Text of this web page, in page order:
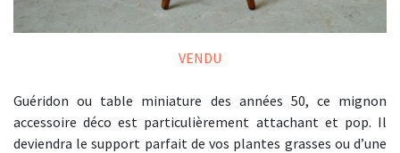
VENDU
Guéridon ou table miniature des années 50, ce mignon
accessoire déco est particulièrement attachant et pop. Il
deviendra le support parfait de vos plantes grasses ou d’une